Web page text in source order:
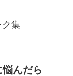
ク集
んだら